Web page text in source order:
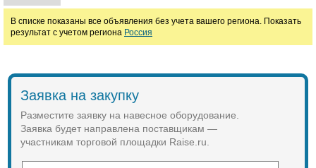
В списке показаны все объявления без учета вашего региона. Показать
результат с учетом региона Россия
Заявка на закупку
Разместите заявку на навесное оборудование.
Заявка будет направлена поставщикам —
участникам торговой площадки Raise.ru.